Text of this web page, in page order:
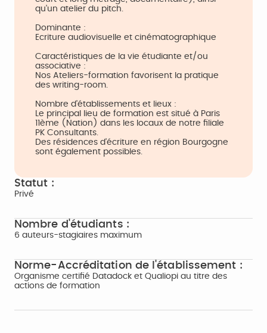
qu'un atelier du pitch.
Dominante :
Ecriture audiovisuelle et cinématographique
Caractéristiques de la vie étudiante et/ou
associative :
Nos Ateliers-formation favorisent la pratique
des writing-room.
Nombre d'établissements et lieux :
Le principal lieu de formation est situé à Paris
11ème (Nation) dans les locaux de notre filiale
PK Consultants.
Des résidences d'écriture en région Bourgogne
sont également possibles.
Statut :
Privé
Nombre d'étudiants :
6 auteurs-stagiaires maximum
Norme-Accréditation de l'établissement :
Organisme certifié Datadock et Qualiopi au titre des
actions de formation